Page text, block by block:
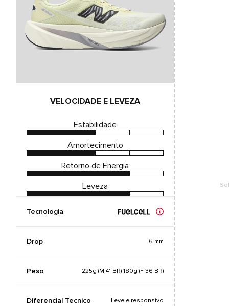
VELOCIDADE E LEVEZA
Estabilidade
Amortecimento
Retorno de Energia
Leveza
Tecnologia
Drop 6 mm
Peso 225g (M 41 BR) 180g (F 36 BR)
Diferencial Tecnico Leve e responsivo